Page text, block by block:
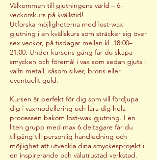
Välkommen till gjutningens värld – 6-
veckorskurs på kvällstid!
Utforska möjligheterna med lost-wax
gjutning i en kvällskurs som sträcker sig över
sex veckor, på tisdagar mellan kl. 18:00–
21:00. Under kursens gång får du skapa
smycken och föremål i vax som sedan gjuts i
valfri metall, såsom silver, brons eller
eventuellt guld.
Kursen är perfekt för dig som vill fördjupa
dig i vaxmodellering och lära dig hela
processen bakom lost-wax gjutning. I en
liten grupp med max 6 deltagare får du
tillgång till personlig handledning och
möjlighet att utveckla dina smyckesprojekt i
en inspirerande och välutrustad verkstad.